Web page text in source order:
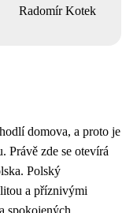
Radomír Kotek
domova, a proto je
Právě zde se otevírá
Polský
a příznivými
spokojených